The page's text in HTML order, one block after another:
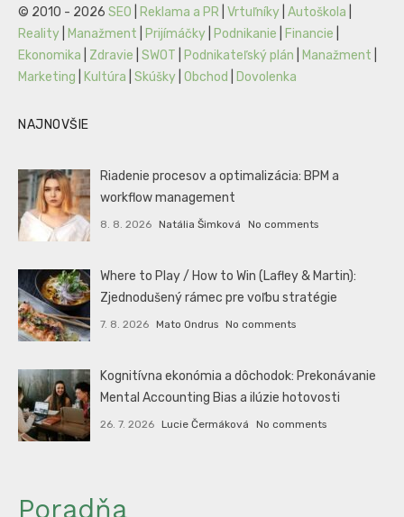
© 2010 - 2026 SEO Reklama a PR Vrtuľníky Autoškola
Reality
Manažment Prijímáčky Podnikanie Financie
Ekonomika
Zdravie SWOT Podnikateľský plán Manažment
Marketing
Kultúra Skúšky Obchod Dovolenka
NAJNOVŠIE
Riadenie procesov a optimalizácia: BPM a
workflow management
8. 8. 2026 Natália Šimková No comments
Where to Play / How to Win (Lafley & Martin):
Zjednodušený rámec pre voľbu stratégie
7. 8. 2026 Mato Ondrus No comments
Kognitívna ekonómia a dôchodok: Prekonávanie
Mental Accounting Bias a ilúzie hotovosti
26. 7. 2026 Lucie Čermáková No comments
Poradňa